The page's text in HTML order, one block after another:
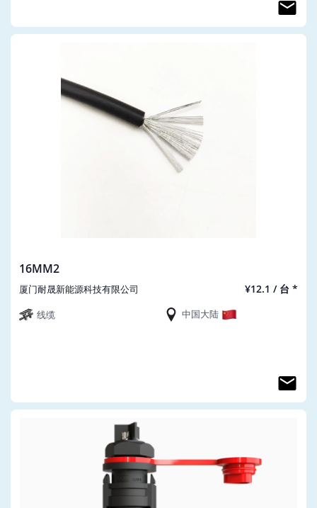
16MM2
厦门耐晟新能源科技有限公司 ¥12.1 / 台 *
线缆 中国大陆